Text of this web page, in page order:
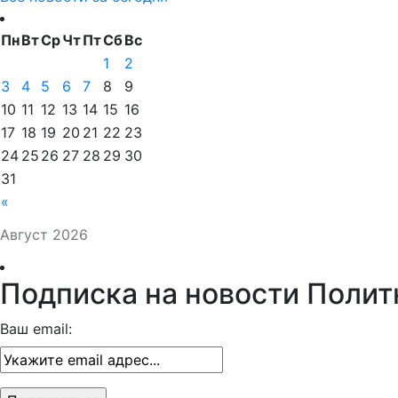
Август 2026
ПнВтСрЧтПтСбВс
«
1
2
3
4 5 6 7 8
9
10 11 12 13 14 15 16
17 18 19 20 21 22 23
24 25 26 27 28 29 30
31
Подписка на новости
Ваш email: